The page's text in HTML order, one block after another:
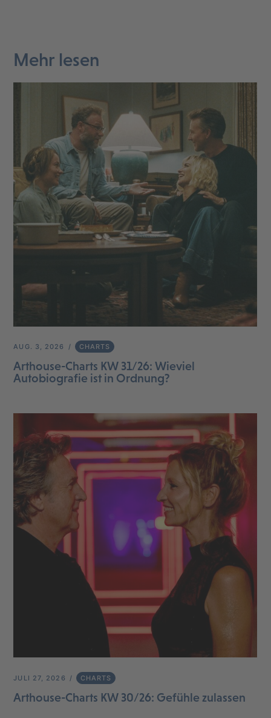
Mehr lesen
AUG. 3, 2026 CHARTS
Arthouse-Charts KW 31/26: Wieviel
Autobiografie ist in Ordnung?
JULI 27, 2026 CHARTS
Arthouse-Charts KW 30/26: Gefühle zulassen